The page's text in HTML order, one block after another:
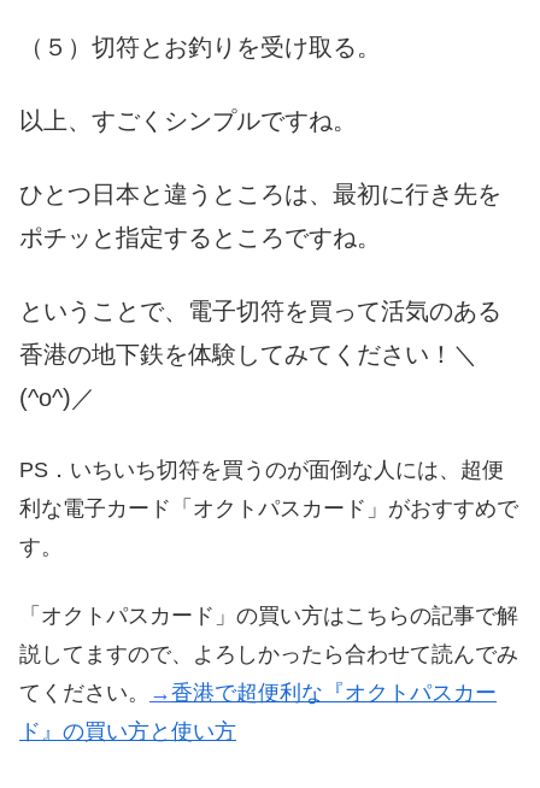
（５）切符とお釣りを受け取る。
以上、すごくシンプルですね。
ひとつ日本と違うところは、最初に行き先を
ポチッと指定するところですね。
ということで、電子切符を買って活気のある
香港の地下鉄を体験してみてください！＼
(^o^) ／
PS．いちいち切符を買うのが面倒な人には、超便
利な電子カード「オクトパスカード」がおすすめで
す。
「オクトパスカード」の買い方はこちらの記事で解
説してますので、よろしかったら合わせて読んでみ
てください。
→香港で超便利な『オクトパスカー
ド』の買い方と使い方